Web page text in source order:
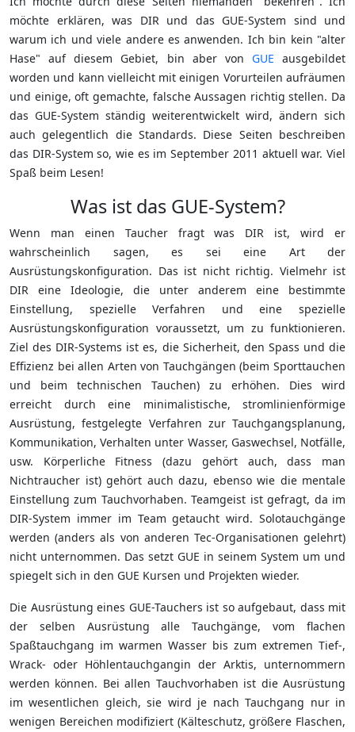
möchte erklären, was DIR und das GUE-System sind und
warum ich und viele andere es anwenden. Ich bin kein "alter
Hase" auf diesem Gebiet, bin aber von GUE ausgebildet
worden und kann vielleicht mit einigen Vorurteilen aufräumen
und einige, oft gemachte, falsche Aussagen richtig stellen. Da
das GUE-System ständig weiterentwickelt wird, ändern sich
auch gelegentlich die Standards. Diese Seiten beschreiben
das DIR-System so, wie es im September 2011 aktuell war. Viel
Spaß beim Lesen!
Was ist das GUE-System?
Wenn man einen Taucher fragt was DIR ist, wird er
wahrscheinlich sagen, es sei eine Art der
Ausrüstungskonfiguration. Das ist nicht richtig. Vielmehr ist
DIR eine Ideologie, die unter anderem eine bestimmte
Einstellung, spezielle Verfahren und eine spezielle
Ausrüstungskonfiguration voraussetzt, um zu funktionieren.
Ziel des DIR-Systems ist es, die Sicherheit, den Spass und die
Effizienz bei allen Arten von Tauchgängen (beim Sporttauchen
und beim technischen Tauchen) zu erhöhen. Dies wird
erreicht durch eine minimalistische, stromlinienförmige
Ausrüstung, festgelegte Verfahren zur Tauchgangsplanung,
Kommunikation, Verhalten unter Wasser, Gaswechsel, Notfälle,
usw. Körperliche Fitness (dazu gehört auch, dass man
Nichtraucher ist) gehört auch dazu, ebenso wie die mentale
Einstellung zum Tauchvorhaben. Teamgeist ist gefragt, da im
DIR-System immer im Team getaucht wird. Solotauchgänge
werden (anders als von anderen Tec-Organisationen gelehrt)
nicht unternommen. Das setzt GUE in seinem System um und
spiegelt sich in den GUE Kursen und Projekten wieder.
Die Ausrüstung eines GUE-Tauchers ist so aufgebaut, dass mit
der selben Ausrüstung alle Tauchgänge, vom flachen
Spaßtauchgang im warmen Wasser bis zum extremen Tief-,
Wrack- oder Höhlentauchgangin der Arktis, unternommern
werden können. Bei allen Tauchvorhaben ist die Ausrüstung
im wesentlichen gleich, sie wird je nach Tauchgang nur in
wenigen Bereichen modifiziert (Kälteschutz, größere Flaschen,